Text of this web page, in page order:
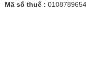
Mã số thuế : 0108789654